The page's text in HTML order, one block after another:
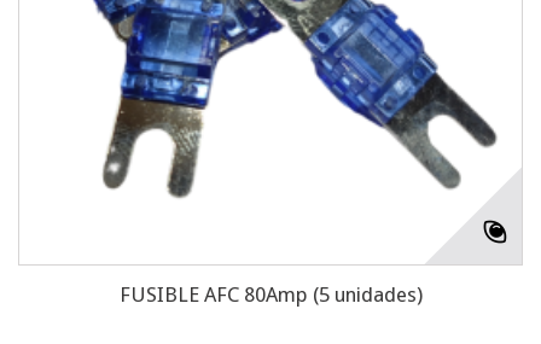
FUSIBLE AFC 80Amp (5 unidades)